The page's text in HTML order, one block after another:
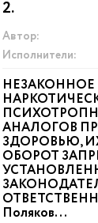
2.
Автор:
Исполнители:
АНАЛОГОВ
ЗДОРОВЬЮ,
ОБОРОТ
Поляков...